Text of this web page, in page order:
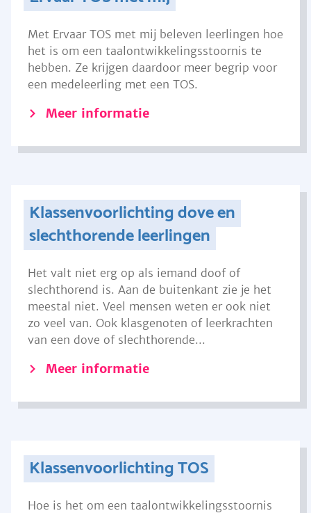
Met Ervaar TOS met mij beleven leerlingen hoe
het is om een taalontwikkelingsstoornis te
hebben. Ze krijgen daardoor meer begrip voor
een medeleerling met een TOS.
Meer informatie
Klassenvoorlichting dove en
slechthorende leerlingen
Het valt niet erg op als iemand doof of
slechthorend is. Aan de buitenkant zie je het
meestal niet. Veel mensen weten er ook niet
zo veel van. Ook klasgenoten of leerkrachten
van een dove of slechthorende...
Meer informatie
Klassenvoorlichting TOS
Hoe is het om een taalontwikkelingsstoornis